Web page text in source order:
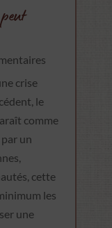
crise
le
comme
un
cette
les
une